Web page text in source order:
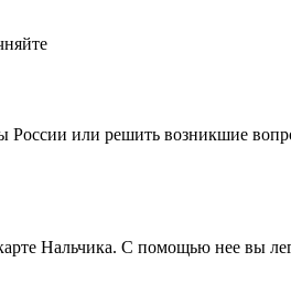
или решить возникшие
Нальчика. С помощью нее вы